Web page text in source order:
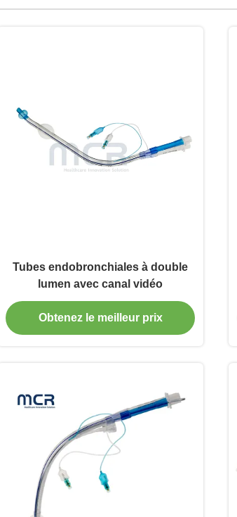
Tubes endobronchiales à double
lumen avec canal vidéo
Obtenez le meilleur prix